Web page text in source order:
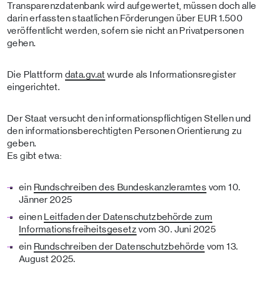
Transparenzdatenbank wird aufgewertet, müssen doch alle
darin erfassten staatlichen Förderungen über EUR 1.500
veröffentlicht werden, sofern sie nicht an Privatpersonen
gehen.
Die Plattform data.gv.at wurde als Informationsregister
eingerichtet.
Der Staat versucht den informationspflichtigen Stellen und
den informationsberechtigten Personen Orientierung zu
geben.
Es gibt etwa:
ein Rundschreiben des Bundeskanzleramtes vom 10.
Jänner 2025
einen
Leitfaden der Datenschutzbehörde zum
Informationsfreiheitsgesetz vom 30. Juni 2025
ein Rundschreiben der Datenschutzbehörde vom 13.
August 2025.